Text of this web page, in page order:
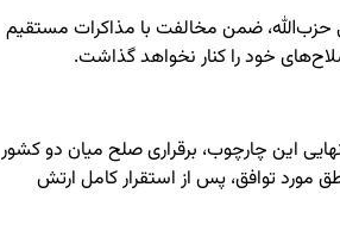
حزب‌الله، ضمن مخالفت با مذاکرات مستقیم
خود را کنار نخواهد گذاشت.
این چارچوب، برقراری صلح میان دو کشور
مورد توافق، پس از استقرار کامل ارتش